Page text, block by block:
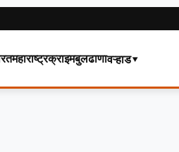
महाराष्ट्रक्राइमबुलढाणावऱ्हाड▾